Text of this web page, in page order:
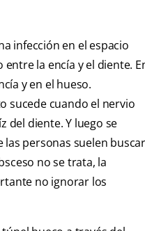
infección en el espacio
la encía y el diente.
y en el hueso.
sucede cuando el nervio
del diente. Y luego se
personas suelen buscar
no se trata, la
no ignorar los